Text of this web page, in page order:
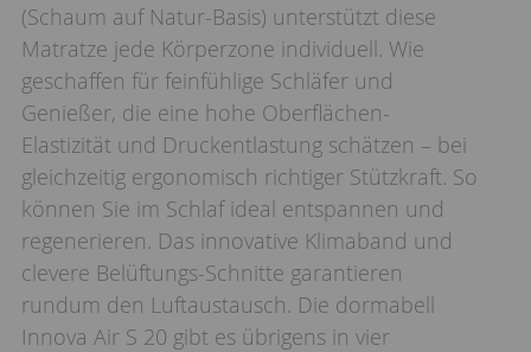
(Schaum auf Natur-Basis) unterstützt diese
Matratze jede Körperzone individuell. Wie
geschaffen für feinfühlige Schläfer und
Genießer, die eine hohe Oberflächen-
Elastizität und Druckentlastung schätzen – bei
gleichzeitig ergonomisch richtiger Stützkraft. So
können Sie im Schlaf ideal entspannen und
regenerieren. Das innovative Klimaband und
clevere Belüftungs-Schnitte garantieren
rundum den Luftaustausch. Die dormabell
Innova Air S 20 gibt es übrigens in vier